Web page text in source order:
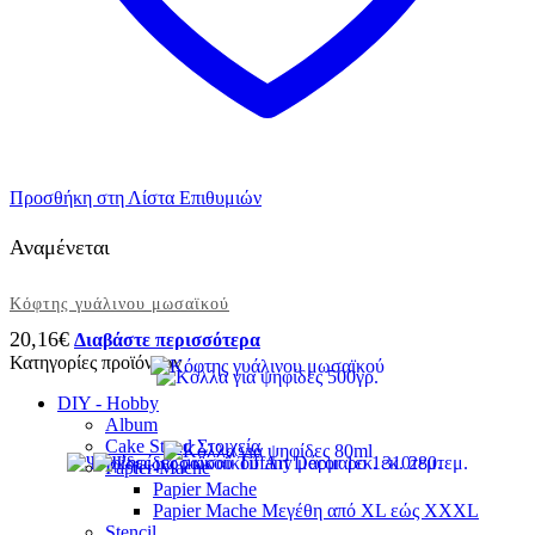
Προσθήκη στη Λίστα Επιθυμιών
Αναμένεται
Κόφτης γυάλινου μωσαϊκού
20,16€ Διαβάστε περισσότερα
Κατηγορίες προϊόντων
DIY - Hobby
Album
Cake Stand Στοιχεία
Papier-Mache
Papier Mache
Papier Mache Μεγέθη από XL εώς XXXL